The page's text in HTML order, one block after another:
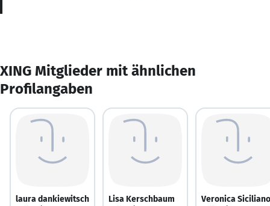
XING Mitglieder mit ähnlichen
Profilangaben
laura dankiewitsch Lisa Kerschbaum Veronica Siciliano